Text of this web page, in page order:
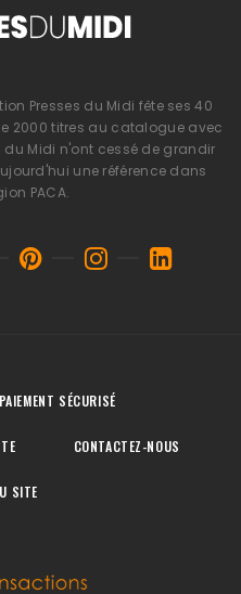
Presses du Midi fête ses 40
2000 titres au catalogue avec
du Midi n'ont cessé de grandir
une référence dans
PACA.
PAIEMENT SÉCURISÉ
CONTACTEZ-NOUS
SITE